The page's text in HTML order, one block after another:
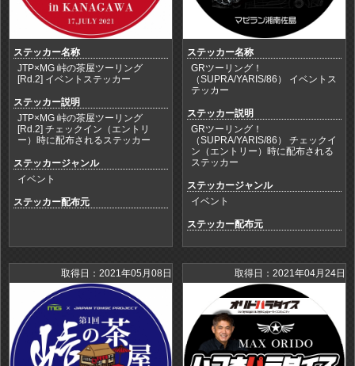
ステッカー名称
JTP×MG 峠の茶屋ツーリング
[Rd.2] イベントステッカー
ステッカー説明
JTP×MG 峠の茶屋ツーリング
[Rd.2] チェックイン（エントリ
ー）時に配布されるステッカー
ステッカージャンル
イベント
ステッカー配布元
ステッカー名称
GRツーリング！
（SUPRA/YARIS/86） イベントス
テッカー
ステッカー説明
GRツーリング！
（SUPRA/YARIS/86） チェックイ
ン（エントリー）時に配布される
ステッカー
ステッカージャンル
イベント
ステッカー配布元
取得日：2021年05月08日 取得日：2021年04月24日